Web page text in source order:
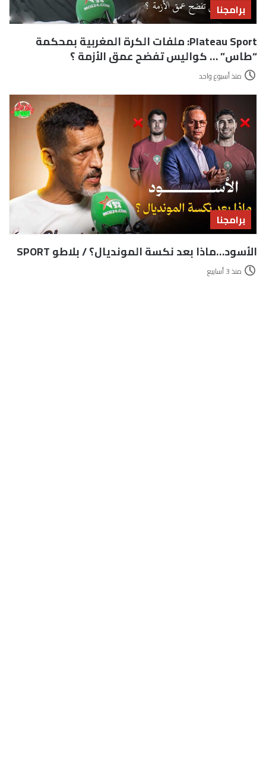
برامجنا
Plateau Sport: ملفات الكرة المغربية بمحكمة
“طاس” … كواليس تفضح عمق الأزمة ؟
منذ أسبوع واحد
برامجنا
الأسود…ماذا بعد نكسة المونديال؟ / بلاطو SPORT
منذ 3 أسابيع